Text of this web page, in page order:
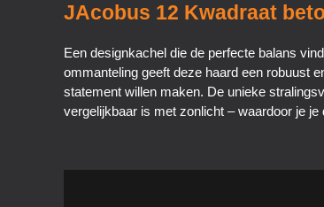
JAcobus 12 Kwadraat
Een designkachel die de perfecte balans
ommanteling geeft deze haard een robuust
statement willen maken. De unieke
vergelijkbaar is met zonlicht – waardoor je